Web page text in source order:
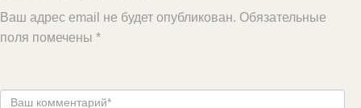
Ваш адрес email не будет опубликован. Обязательные
поля помечены *